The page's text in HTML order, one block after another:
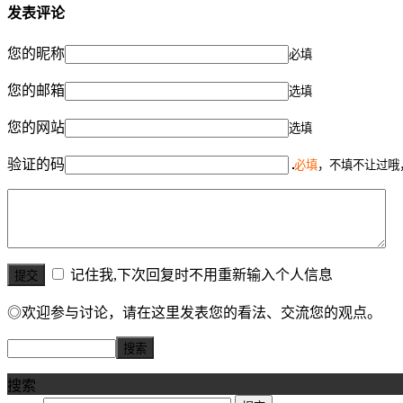
发表评论
您的昵称 必填
您的邮箱 选填
您的网站 选填
验证的码 必填，不填不让过
记住我,下次回复时不用重新输入个人信息
◎欢迎参与讨论，请在这里发表您的看法、交流您的观点。
搜索